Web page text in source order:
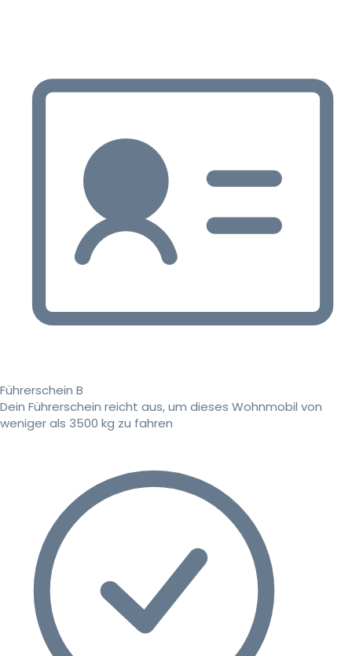
Führerschein B
Dein Führerschein reicht aus, um dieses Wohnmobil von
weniger als 3500 kg zu fahren